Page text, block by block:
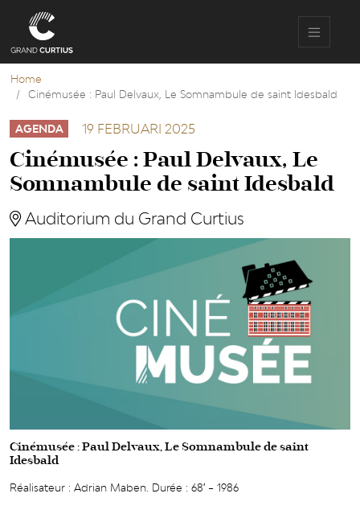
de
gaan
Home
Cinémusée : Paul Delvaux, Le Somnambule de saint Idesbald
AGENDA 19 FEBRUARI 2025
Cinémusée : Paul Delvaux, Le
Somnambule de saint Idesbald
Auditorium du Grand Curtius
Cinémusée : Paul Delvaux, Le Somnambule de saint
Idesbald
Réalisateur : Adrian Maben. Durée : 68′ – 1986